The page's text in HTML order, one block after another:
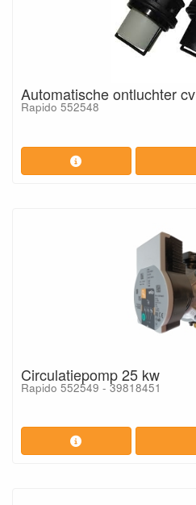
Automatische ontluchter cv
Rapido 552548
Circulatiepomp 25 kw
Rapido 552549 - 39818451